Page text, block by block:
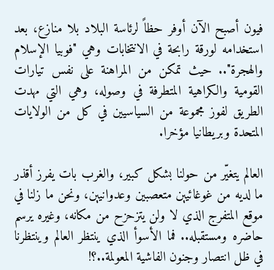
فيون أصبح الآن أوفر حظاً لرئاسة البلاد بلا منازع، بعد
استخدامه لورقة رابحة في الانتخابات وهي "فوبيا الإسلام
والهجرة".. حيث تمكن من المراهنة على نفس تيارات
القومية والكراهية المتطرفة في وصوله، وهي التي مهدت
الطريق لفوز مجموعة من السياسيين في كل من الولايات
المتحدة وبريطانيا مؤخرا.
العالم يتغيّر من حولنا بشكل كبير، والغرب بات يفرز أقذر
ما لديه من غوغائيين متعصبين وعدوانيين، ونحن ما زلنا في
موقع المتفرج الذي لا ولن يتزحزح من مكانه، وغيره يرسم
حاضره ومستقبله.. فما الأسوأ الذي ينتظر العالم وينتظرنا
في ظل انتصار وجنون الفاشية المعولمة..؟!